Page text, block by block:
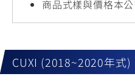
商品式樣與價格本
CUXI (2018~2020年式)